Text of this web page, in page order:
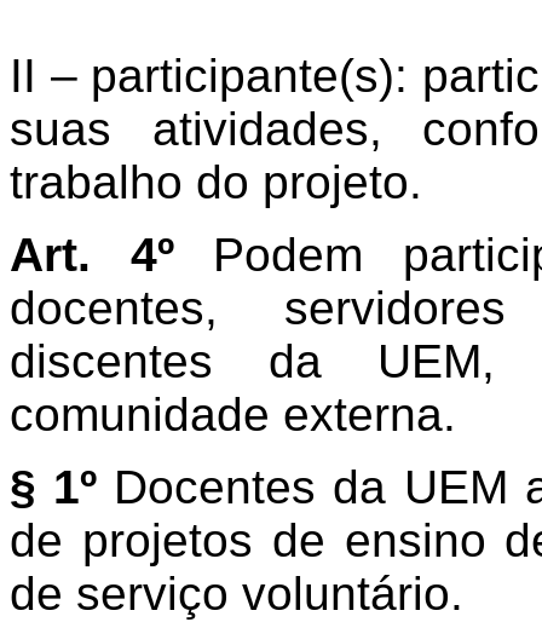
II – participante(s):
suas atividades,
trabalho do projeto.
Art. 4º Podem
docentes,
discentes da
comunidade externa.
§ 1º Docentes da UEM
de projetos de ensino
de serviço voluntário.